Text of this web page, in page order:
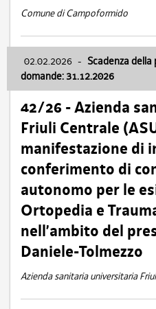
Comune di Campoformido
02.02.2026 - Scadenza
domande: 31.12.2026
42/26 - Azienda
Friuli Centrale
manifestazione di
conferimento di
autonomo per le
Ortopedia e
nell’ambito del
Daniele-Tolmezzo
Azienda sanitaria universitaria